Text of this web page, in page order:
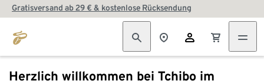
Gratisversand ab 29 € & kostenlose Rücksendung
Herzlich willkommen bei Tchibo im